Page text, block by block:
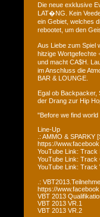
Die neue exklusive
LAT�NG. Kein
ein Gebiet, welches
rebootet, um den
Aus Liebe zum Spiel
hitzige Wortgefechte
und macht CA$H.
im Anschluss die
BAR & LOUNGE.
Egal ob
der Drang zur Hip
"Before we find
Line-Up
.: AMMO & SPARKY
https://
YouTube Link:
YouTube Link: Track
YouTube Link:
.:
https://
VBT 2013
VBT 2013 VR.1
VBT 2013 VR.2